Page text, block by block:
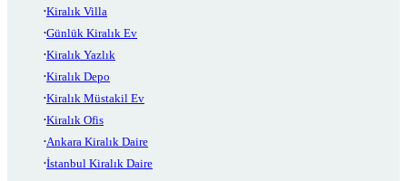
Kiralık Villa
Günlük Kiralık Ev
Kiralık Yazlık
Kiralık Depo
Kiralık Müstakil Ev
Kiralık Ofis
Ankara Kiralık Daire
İstanbul Kiralık Daire